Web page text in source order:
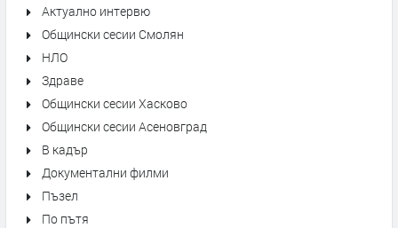
Актуално интервю
Общински сесии Смолян
НЛО
Здраве
Общински сесии Хасково
Общински сесии Асеновград
В кадър
Документални филми
Пъзел
По пътя